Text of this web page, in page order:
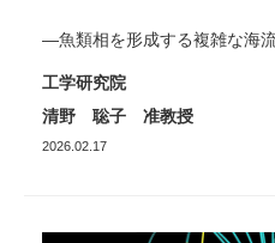
―魚類相を形成する複雑な海
工学研究院
清野 聡子 准教授
2026.02.17